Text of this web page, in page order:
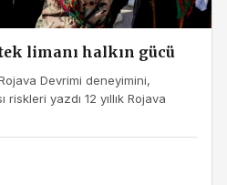
limanı halkın gücü
Devrimi deneyimini,
yazdı 12 yıllık Rojava